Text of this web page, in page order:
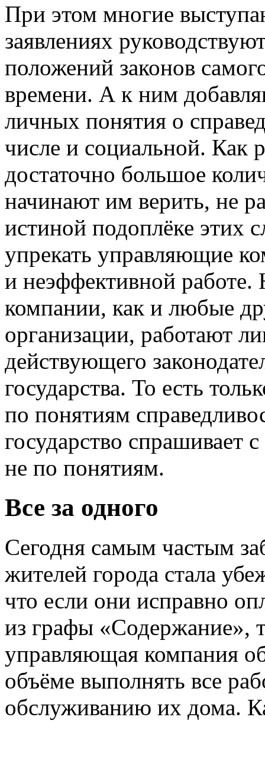
При этом многие
заявлениях
положений законов
времени. А к ним
личных понятия о
числе и социальной. Как
достаточно большое
начинают им верить, не
истиной подоплёке этих
упрекать управляющие
и неэффективной
компании, как и любые
организации, работают
действующего
государства. То есть
по понятиям
государство спрашивает
не по понятиям.
Все за одного
Сегодня самым частым
жителей города стала
что если они исправно
из графы «Содержание»,
управляющая компания
объёме выполнять все
обслуживанию их дома.